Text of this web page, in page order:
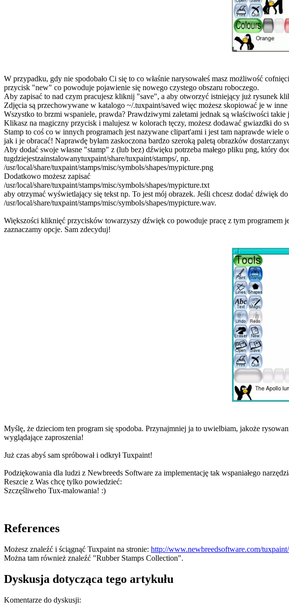
W przypadku, gdy nie spodobało Ci się to co właśnie narysowałeś masz możliwość
przycisk "new" co powoduje pojawienie się nowego czystego obszaru roboczego.
Aby zapisać to nad czym pracujesz kliknij "save", a aby otworzyć istniejący już rysunek
Zdjęcia są przechowywane w katalogo ~/.tuxpaint/saved więc możesz skopiować je w
Wszystko to brzmi wspaniele, prawda? Prawdziwymi zaletami jednak są właściwości
Klikasz na magiczny przycisk i malujesz w kolorach tęczy, możesz dodawać gwiazdki
Stamp to coś co w innych programach jest nazywane clipart'ami i jest tam naprawde
jak i je obracać! Naprawdę byłam zaskoczona bardzo szeroką paletą obrazków
Aby dodać swoje własne "stamp" z (lub bez) dźwięku potrzeba małego pliku png, który
tugdziejestzainstalowanytuxpaint/share/tuxpaint/stamps/, np.
/usr/local/share/tuxpaint/stamps/misc/symbols/shapes/mypicture.png
Dodatkowo możesz zapisać
/usr/local/share/tuxpaint/stamps/misc/symbols/shapes/mypicture.txt
aby otrzymać wyświetlający się tekst np. To jest mój obrazek. Jeśli chcesz dodać dźwięk
/usr/local/share/tuxpaint/stamps/misc/symbols/shapes/mypicture.wav.
Większości kliknięć przycisków towarzyszy dźwięk co powoduje pracę z tym
zaznaczamy opcje. Sam zdecyduj!
Myślę, że dzieciom ten program się spodoba. Przynajmniej ja to uwielbiam, jakoże
wyglądające zaproszenia!
Już czas abyś sam spróbował i odkrył Tuxpaint!
Podziękowania dla ludzi z Newbreeds Software za implementację tak wspaniałego
Reszcie z Was chcę tylko powiedzieć:
Szczęśliweho Tux-malowania! :)
References
Możesz znaleźć i ściągnąć Tuxpaint na stronie: http://www.newbreedsoftware.com/tuxpaint/
Można tam również znaleźć "Rubber Stamps Collection".
Dyskusja dotycząca tego artykułu
Komentarze do dyskusji: